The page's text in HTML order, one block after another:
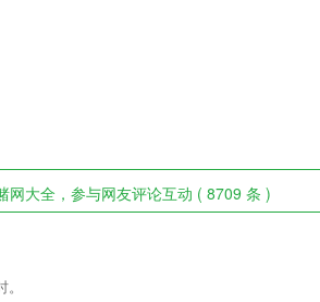
网大全，参与网友评论互动 ( 8709 条 )